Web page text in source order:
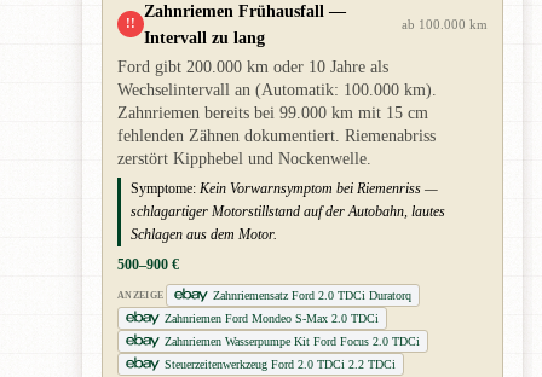
!!
Zahnriemen Frühausfall —
Intervall zu lang
ab 100.000 km
Ford gibt 200.000 km oder 10 Jahre als
Wechselintervall an (Automatik: 100.000 km).
Zahnriemen bereits bei 99.000 km mit 15 cm
fehlenden Zähnen dokumentiert. Riemenabriss
zerstört Kipphebel und Nockenwelle.
Symptome: Kein Vorwarnsymptom bei Riemenriss —
schlagartiger Motorstillstand auf der Autobahn, lautes
Schlagen aus dem Motor.
500–900 €
ANZEIGE
Zahnriemensatz Ford 2.0 TDCi Duratorq
Zahnriemen Ford Mondeo S-Max 2.0 TDCi
Zahnriemen Wasserpumpe Kit Ford Focus 2.0 TDCi
Steuerzeitenwerkzeug Ford 2.0 TDCi 2.2 TDCi